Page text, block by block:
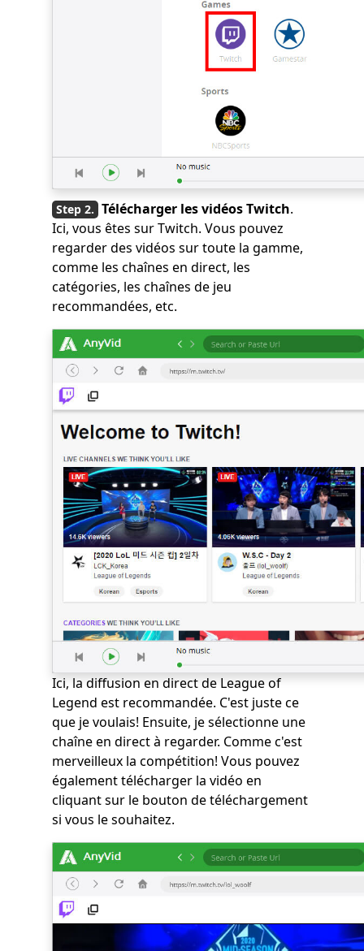
Télécharger les vidéos Twitch.
Ici, vous êtes sur Twitch. Vous pouvez
regarder des vidéos sur toute la gamme,
comme les chaînes en direct, les
catégories, les chaînes de jeu
recommandées, etc.
Ici, la diffusion en direct de League of
Legend est recommandée. C'est juste ce
que je voulais! Ensuite, je sélectionne une
chaîne en direct à regarder. Comme c'est
merveilleux la compétition! Vous pouvez
également télécharger la vidéo en
cliquant sur le bouton de téléchargement
si vous le souhaitez.